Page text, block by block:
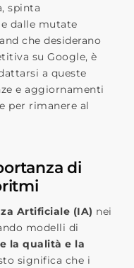
spinta
dalle mutate
che desiderano
su Google, è
a queste
e aggiornamenti
per rimanere al
di
Artificiale (IA) nei
modelli di
la qualità e la
significa che i